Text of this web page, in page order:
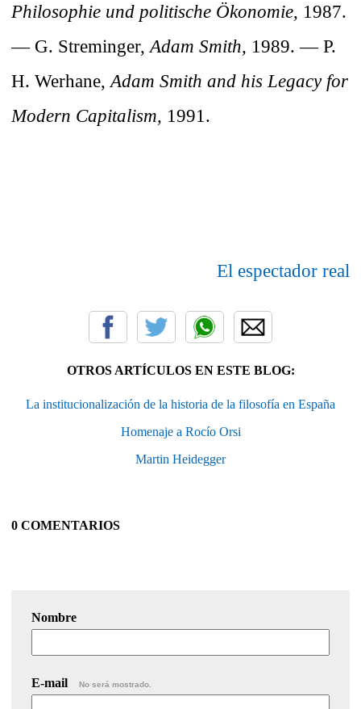
Philosophie und politische Ökonomie, 1987.
— G. Streminger, Adam Smith, 1989. — P.
H. Werhane, Adam Smith and his Legacy for
Modern Capitalism, 1991.
El espectador real
OTROS ARTÍCULOS EN ESTE BLOG:
La institucionalización de la historia de la filosofía en España
Homenaje a Rocío Orsi
Martin Heidegger
0 COMENTARIOS
Nombre
E-mail No será mostrado.